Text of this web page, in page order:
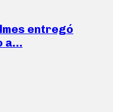
entregó
a…